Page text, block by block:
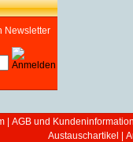
AGB und
Austauschartikel